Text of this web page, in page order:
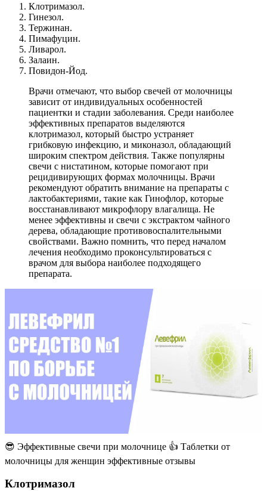
Клотримазол.
Гинезол.
Тержинан.
Пимафуцин.
Ливарол.
Залаин.
Повидон-Йод.
Врачи отмечают, что выбор свечей от молочницы
зависит от индивидуальных особенностей
пациентки и стадии заболевания. Среди наиболее
эффективных препаратов выделяются
клотримазол, который быстро устраняет
грибковую инфекцию, и миконазол, обладающий
широким спектром действия. Также популярны
свечи с нистатином, которые помогают при
рецидивирующих формах молочницы. Врачи
рекомендуют обратить внимание на препараты с
лактобактериями, такие как Гинофлор, которые
восстанавливают микрофлору влагалища. Не
менее эффективны и свечи с экстрактом чайного
дерева, обладающие противовоспалительными
свойствами. Важно помнить, что перед началом
лечения необходимо проконсультироваться с
врачом для выбора наиболее подходящего
препарата.
😎 Эффективные свечи при молочнице 👍 Таблетки от
молочницы для женщин эффективные отзывы
Клотримазол